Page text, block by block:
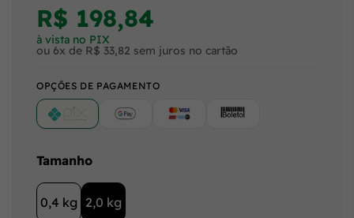
R$ 198,84
à vista no PIX
ou 6x de R$ 33,82 sem juros no cartão
OPÇÕES DE PAGAMENTO
Google Pay (Crédito/Débito)
Cartão Boleto
Tamanho
0,4 kg 2,0 kg